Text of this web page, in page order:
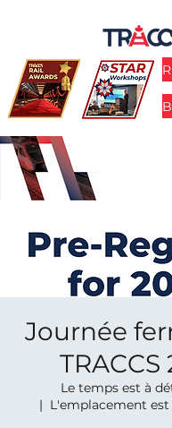
Journée
TRACCS
Le temps est à
  |
L'emplacement